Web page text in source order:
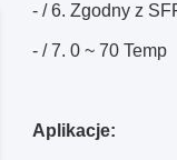
- / 6. Zgodny z
- / 7. 0 ~ 70 Temp
Aplikacje: